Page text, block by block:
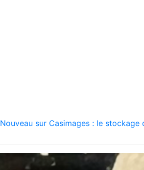
Nouveau sur Casimages : le